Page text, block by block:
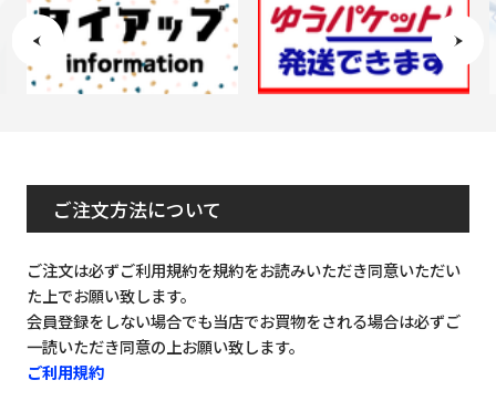
ご注文方法について
ご注文は必ずご利用規約を規約をお読みいただき同意いただい
た上でお願い致します。
会員登録をしない場合でも当店でお買物をされる場合は必ずご
一読いただき同意の上お願い致します。
ご利用規約